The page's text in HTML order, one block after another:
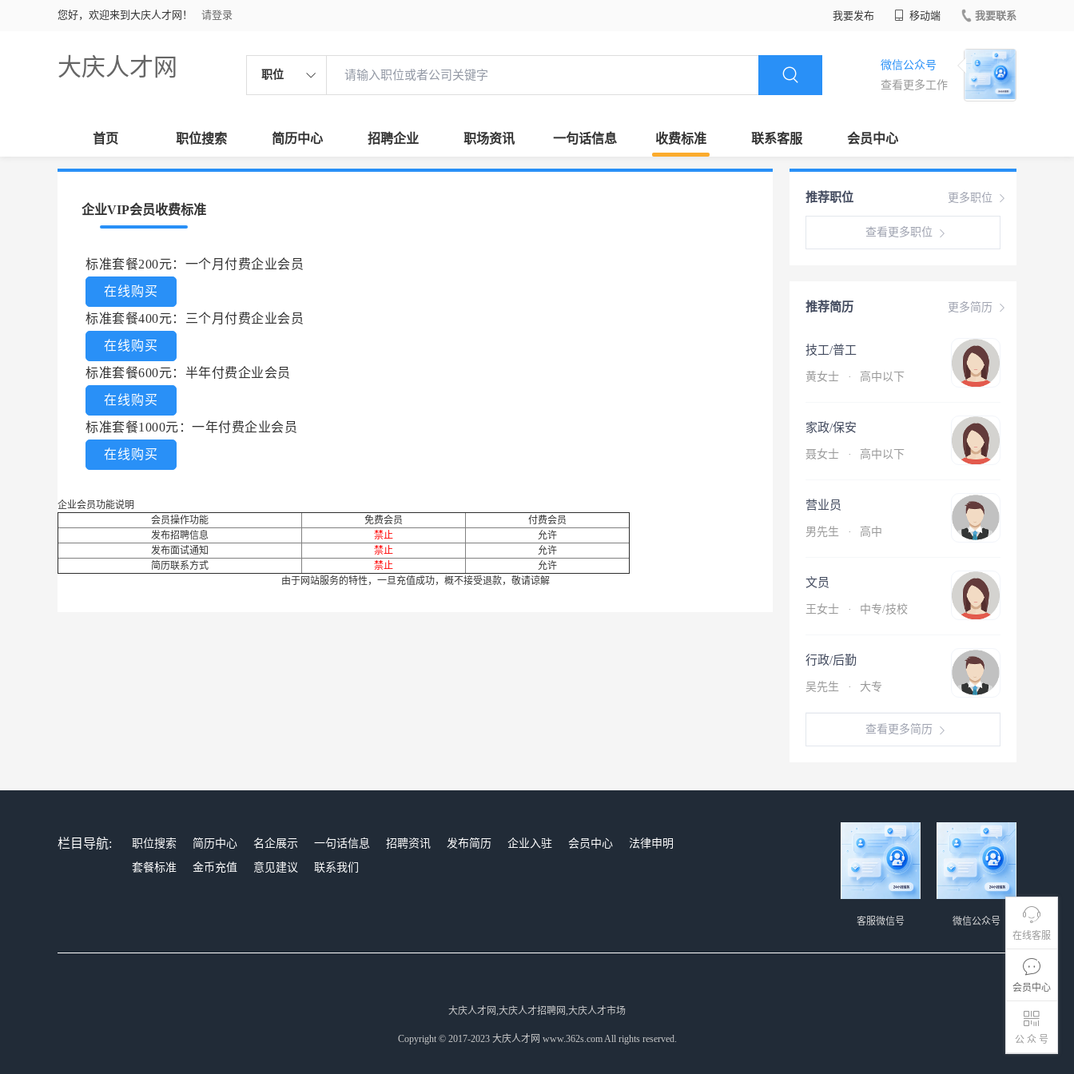
您好，欢迎来到大庆人才网！ 请登录 我要发布 移动端 我要联系
大庆人才网 职位
微信公众号
查看更多工作
首页 职位搜索 简历中心 招聘企业 职场资讯 一句话信息 收费标准 联系客服 会员中心
在线客服
会员中心
公 众 号
企业VIP会员收费标准
标准套餐200元：一个月付费企业会员
在线购买
标准套餐400元：三个月付费企业会员
在线购买
标准套餐600元：半年付费企业会员
在线购买
标准套餐1000元：一年付费企业会员
在线购买
企业会员功能说明
会员操作功能
免费会员
付费会员
发布招聘信息
禁止
允许
发布面试通知
禁止
允许
简历联系方式
禁止
允许
由于网站服务的特性，一旦充值成功，概不接受退款，敬请谅解
更多职位
推荐职位
查看更多职位
更多简历
推荐简历
技工/普工
黄女士 · 高中以下
家政/保安
聂女士 · 高中以下
营业员
男先生 · 高中
文员
王女士 · 中专/技校
行政/后勤
吴先生 · 大专
查看更多简历
栏目导航: 职位搜索 简历中心 名企展示 一句话信息 招聘资讯 发布简历 企业入驻 会员中心
法律申明
套餐标准
金币充值 意见建议 联系我们
微信公众号
客服微信号
大庆人才网,大庆人才招聘网,大庆人才市场
Copyright © 2017-2023 大庆人才网 www.362s.com All rights reserved.